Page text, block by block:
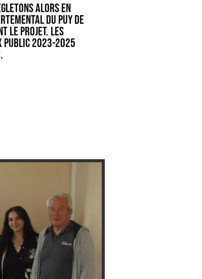
alors en
du Puy de
le projet. Les
Public 2023-2025